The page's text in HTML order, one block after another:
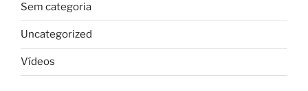
Sem categoria
Uncategorized
Vídeos